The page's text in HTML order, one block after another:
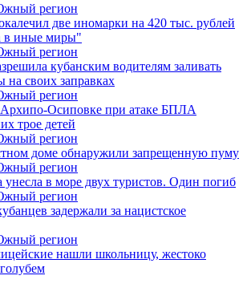
регион
две иномарки на 420 тыс. рублей
в иные миры"
регион
кубанским водителям заливать
на своих заправках
регион
Осиповке при атаке БПЛА
трое детей
регион
доме обнаружили запрещенную пуму
регион
унесла в море двух туристов. Один погиб
регион
задержали за нацистское
регион
нашли школьницу, жестоко